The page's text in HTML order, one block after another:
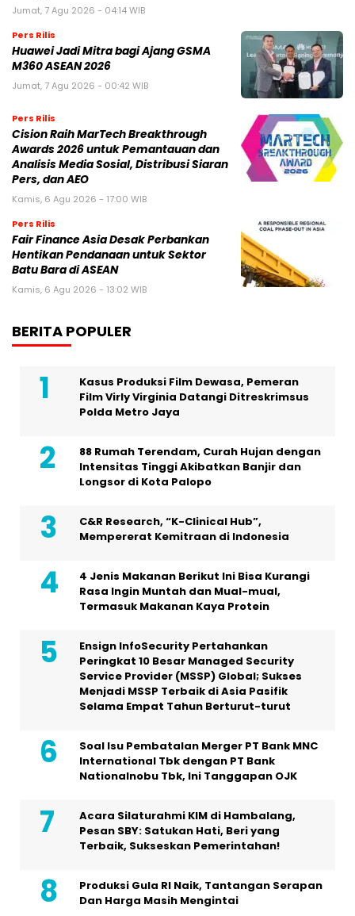
Jumat, 7 Agu 2026 - 04:14 WIB
Pers Rilis
Huawei Jadi Mitra bagi Ajang GSMA
M360 ASEAN 2026
Jumat, 7 Agu 2026 - 00:42 WIB
Pers Rilis
Cision Raih MarTech Breakthrough
Awards 2026 untuk Pemantauan dan
Analisis Media Sosial, Distribusi Siaran
Pers, dan AEO
Kamis, 6 Agu 2026 - 17:00 WIB
Pers Rilis
Fair Finance Asia Desak Perbankan
Hentikan Pendanaan untuk Sektor
Batu Bara di ASEAN
Kamis, 6 Agu 2026 - 13:02 WIB
BERITA POPULER
Kasus Produksi Film Dewasa, Pemeran
Film Virly Virginia Datangi Ditreskrimsus
Polda Metro Jaya
88 Rumah Terendam, Curah Hujan dengan
Intensitas Tinggi Akibatkan Banjir dan
Longsor di Kota Palopo
C&R Research, “K-Clinical Hub”,
Mempererat Kemitraan di Indonesia
4 Jenis Makanan Berikut Ini Bisa Kurangi
Rasa Ingin Muntah dan Mual-mual,
Termasuk Makanan Kaya Protein
Ensign InfoSecurity Pertahankan
Peringkat 10 Besar Managed Security
Service Provider (MSSP) Global; Sukses
Menjadi MSSP Terbaik di Asia Pasifik
Selama Empat Tahun Berturut-turut
Soal Isu Pembatalan Merger PT Bank MNC
International Tbk dengan PT Bank
Nationalnobu Tbk, Ini Tanggapan OJK
Acara Silaturahmi KIM di Hambalang,
Pesan SBY: Satukan Hati, Beri yang
Terbaik, Sukseskan Pemerintahan!
Produksi Gula RI Naik, Tantangan Serapan
Dan Harga Masih Mengintai